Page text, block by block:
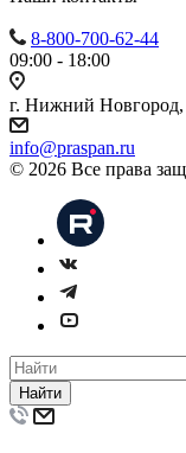
8-800-700-62-44
09:00 - 18:00
г. Нижний
info@praspan.ru
© 2026 Все права
Найти